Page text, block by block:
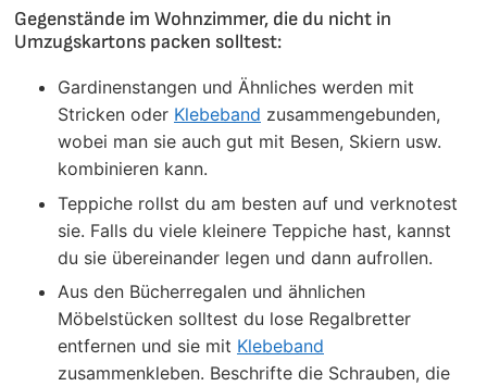
Gegenstände im Wohnzimmer, die du nicht in
Umzugskartons packen solltest:
Gardinenstangen und Ähnliches werden mit
Stricken oder Klebeband zusammengebunden,
wobei man sie auch gut mit Besen, Skiern usw.
kombinieren kann.
Teppiche rollst du am besten auf und verknotest
sie. Falls du viele kleinere Teppiche hast, kannst
du sie übereinander legen und dann aufrollen.
Aus den Bücherregalen und ähnlichen
Möbelstücken solltest du lose Regalbretter
entfernen und sie mit Klebeband
zusammenkleben. Beschrifte die Schrauben, die